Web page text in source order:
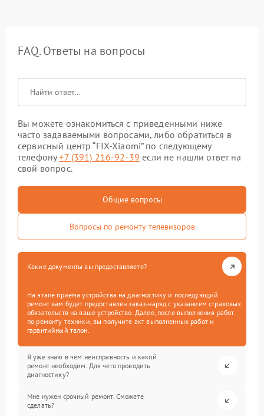
FAQ. Ответы на вопросы
Вы можете ознакомиться с приведенными ниже
часто задаваемыми вопросами, либо обратиться в
сервисный центр “FIX-Xiaomi” по следующему
телефону+7 (391) 216-92-39 если не нашли ответ на
свой вопрос.
Общие вопросы
Вопросы по ремонту телевизоров
Какие документы вы предоставляете?
На этапе приема устройства на диагностику и последующий
ремонт вам будет предоставлен заказ-наряд с указанием страховых
обязательств на ваше устройство. Далее, после выполнения работ
по ремонту техники, вы получите акт выполненных работ и
гарантийный талон.
Я уже знаю в чем неисправность и какой
ремонт необходим. Для чего проводить
диагностику?
Мне нужен срочный ремонт. Сможете
сделать?